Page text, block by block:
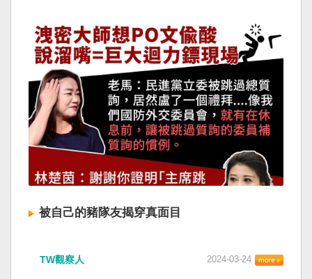
被自己的豬隊友揭穿真面目
TW觀察人 2024-03-24